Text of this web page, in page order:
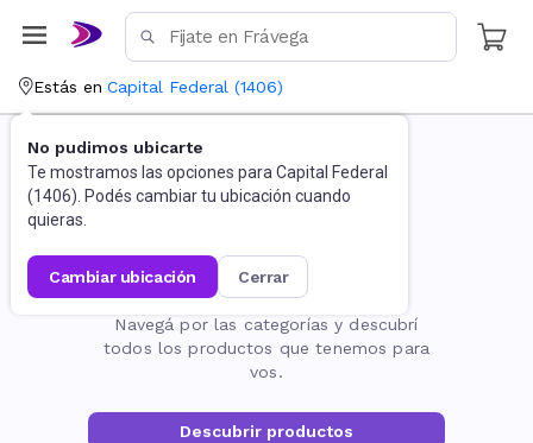
Estás en Capital Federal (1406)
No pudimos ubicarte
Te mostramos las opciones para Capital Federal
(1406). Podés cambiar tu ubicación cuando
quieras.
cambiar ubicación cerrar
La página no existe
Navegá por las categorías y descubrí
todos los productos que tenemos para
vos.
Descubrir productos